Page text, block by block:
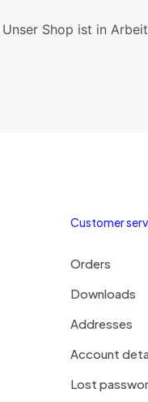
Shop ist in
Customer
Orders
Downloads
Addresses
Account
Lost